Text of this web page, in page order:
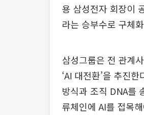
용 삼성전자 회장이
라는 승부수로 구체
삼성그룹은 전 관계
‘AI 대전환’을 추진
방식과 조직 DNA를
류체인에 AI를 접목